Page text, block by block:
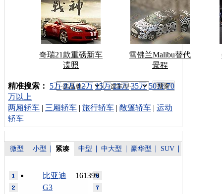
奇瑞21款重磅新车
谍照
雪佛兰Malibu替代
景程
车型搜索：
精准搜索： 5万 8万 12万 15万 22万 35万 50万 70
万以上
两厢轿车 | 三厢轿车 | 旅行轿车 | 敞篷轿车 | 运动
轿车
微型 小型 紧凑 中型 中大型 豪华型 SUV
161399
比亚迪
G3